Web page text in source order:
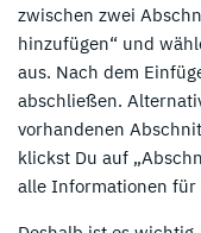
zwischen zwei
hinzufügen“ und
aus. Nach dem
abschließen.
vorhandenen
klickst Du auf
alle Informationen